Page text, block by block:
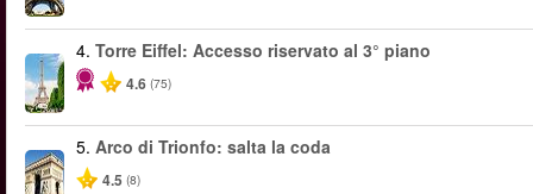
4. Torre Eiffel: Accesso riservato al 3° piano
4.6 (75)
5. Arco di Trionfo: salta la coda
4.5 (8)